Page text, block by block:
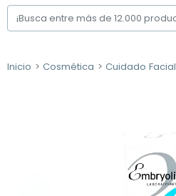
Inicio Cosmética Cuidado Facial